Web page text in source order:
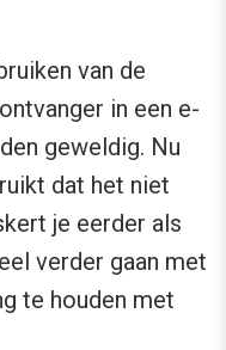
van de
in een e-
geweldig. Nu
dat het niet
je eerder als
verder gaan met
te houden met